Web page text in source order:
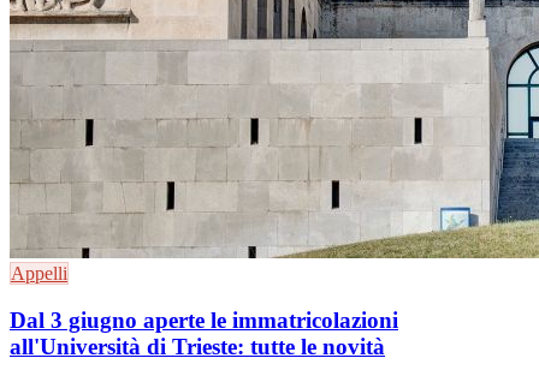
Appelli
Dal 3 giugno aperte le immatricolazioni
all'Università di Trieste: tutte le novità